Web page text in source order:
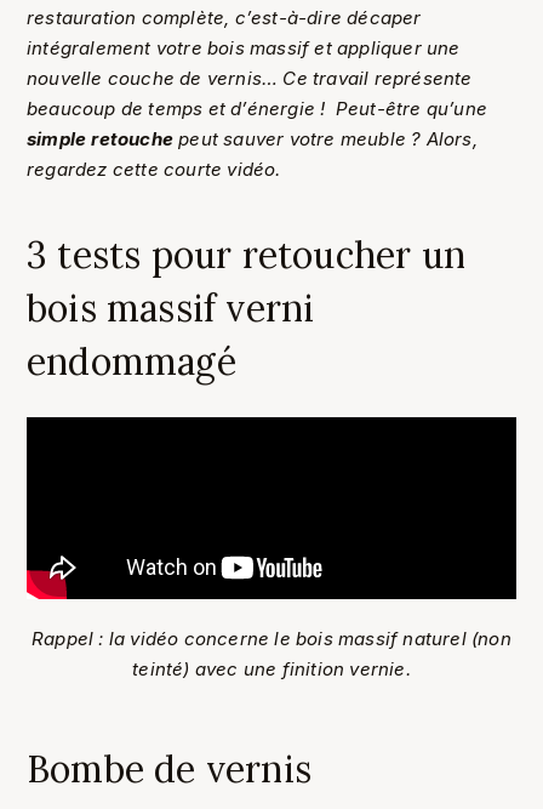
restauration complète, c’est-à-dire décaper
intégralement votre bois massif et appliquer une
nouvelle couche de vernis… Ce travail représente
beaucoup de temps et d’énergie ! Peut-être qu’une
simple retouche peut sauver votre meuble ? Alors,
regardez cette courte vidéo.
3 tests pour retoucher un
bois massif verni
endommagé
Rappel : la vidéo concerne le bois massif naturel (non
teinté) avec une finition vernie.
Bombe de vernis